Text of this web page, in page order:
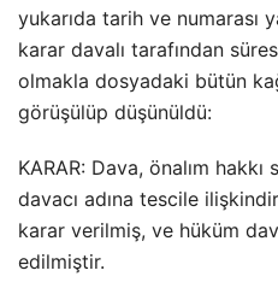
yukarıda tarih ve numarası
karar davalı tarafından
olmakla dosyadaki bütün
görüşülüp düşünüldü:
KARAR: Dava, önalım
davacı adına tescile
karar verilmiş, ve hüküm
edilmiştir.